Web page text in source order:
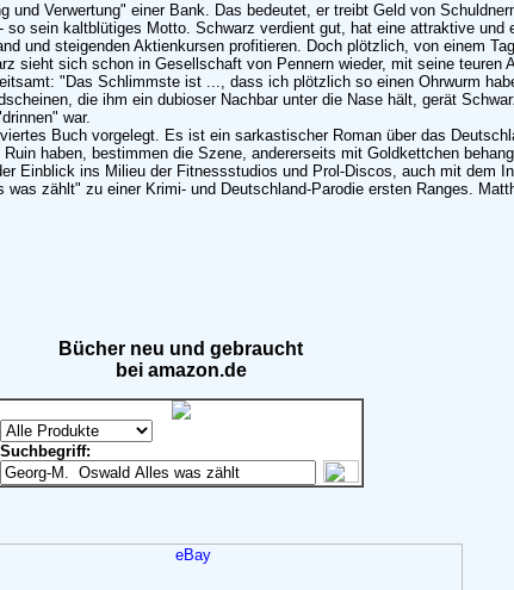
Verwertung" einer Bank. Das bedeutet, er treibt Geld von
sein kaltblütiges Motto. Schwarz verdient gut, hat eine attraktive und
und steigenden Aktienkursen profitieren. Doch plötzlich, von einem
sieht sich schon in Gesellschaft von Pennern wieder, mit seine teuren
"Das Schlimmste ist ..., dass ich plötzlich so einen Ohrwurm
die ihm ein dubioser Nachbar unter die Nase hält, gerät
war.
Buch vorgelegt. Es ist ein sarkastischer Roman über das
haben, bestimmen die Szene, andererseits mit Goldkettchen
Einblick ins Milieu der Fitnessstudios und Prol-Discos, auch mit dem
zählt" zu einer Krimi- und Deutschland-Parodie ersten Ranges.
Bücher neu und gebraucht
bei amazon.de
Suchbegriff: